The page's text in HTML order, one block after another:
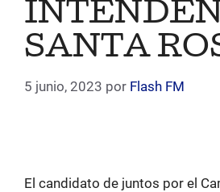
SANTA
5 junio, 2023 por Flash FM
El candidato de juntos por el